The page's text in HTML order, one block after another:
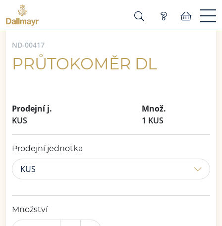
ND-00417
PRŮTOKOMĚR DL
Prodejní j.
Množ.
KUS
1 KUS
Prodejní jednotka
KUS
Množství